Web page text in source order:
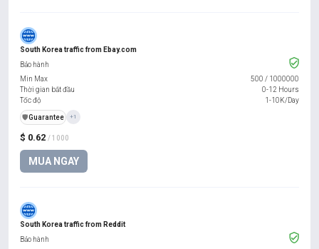
South Korea traffic from Ebay.com
$ 0.62 / 1000
MUA NGAY
Bảo hành
Min Max
500 / 1000000
Thời gian bắt đầu
0-12 Hours
Tốc độ
1-10K/Day
️🛡️Guarantee +1
South Korea traffic from Reddit
Bảo hành